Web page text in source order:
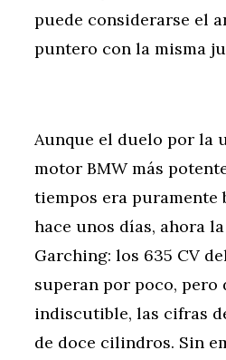
puede considerarse el
puntero con la misma
Aunque el duelo por la
motor BMW más
tiempos era puramente
hace unos días, ahora
Garching: los 635 CV
superan por poco, pero
indiscutible, las cifras
de doce cilindros. Sin